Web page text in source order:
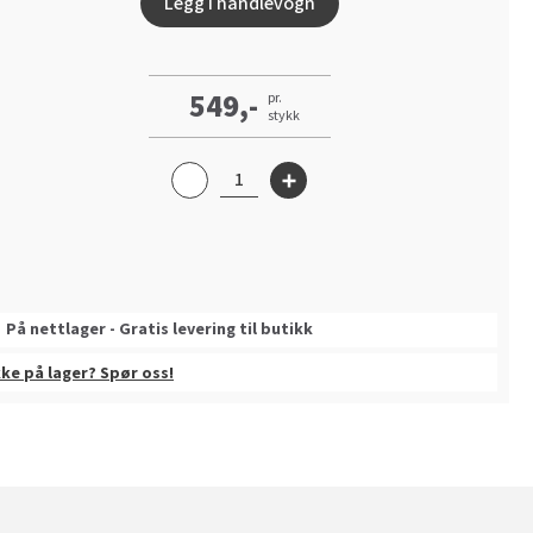
549,- pr.
stykk
På nettlager - Gratis levering til butikk
på lager? Spør oss!